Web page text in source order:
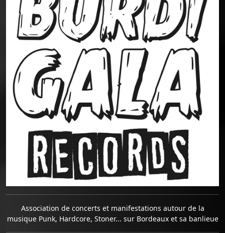
Association de concerts et manifestations autour de la
musique Punk, Hardcore, Stoner... sur Bordeaux et sa banlieue